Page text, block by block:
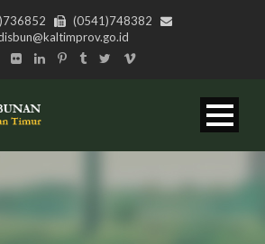
(0541)748382